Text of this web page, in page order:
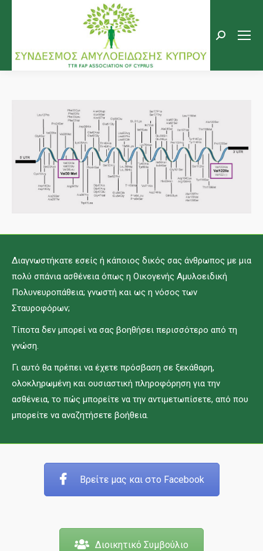
Search:
Διαγνωστήκατε εσείς ή κάποιος δικός σας άνθρωπος με μια
πολύ σπάνια ασθένεια όπως η Οικογενής Αμυλοειδική
Πολυνευροπάθεια; γνωστή και ως η νόσος των
Σταυροφόρων;
Τίποτα δεν μπορεί να σας βοηθήσει περισσότερο από τη
γνώση.
Γι αυτό θα πρέπει να έχετε πρόσβαση σε ξεκάθαρη,
ολοκληρωμένη και ουσιαστική πληροφόρηση για την
ασθένεια, το πώς μπορείτε να την αντιμετωπίσετε, από που
μπορείτε να αναζητήσετε βοήθεια.
Βρείτε μας και στο Facebook
Διοικητικό Συμβούλιο